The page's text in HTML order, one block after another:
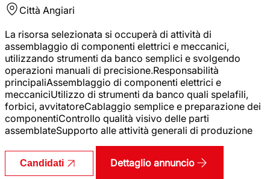
Città Angiari
La risorsa selezionata si occuperà di attività di
assemblaggio di componenti elettrici e meccanici,
utilizzando strumenti da banco semplici e svolgendo
operazioni manuali di precisione.Responsabilità
principaliAssemblaggio di componenti elettrici e
meccaniciUtilizzo di strumenti da banco quali spelafili,
forbici, avvitatoreCablaggio semplice e preparazione dei
componentiControllo qualità visivo delle parti
assemblateSupporto alle attività generali di produzione
Candidati Dettaglio annuncio